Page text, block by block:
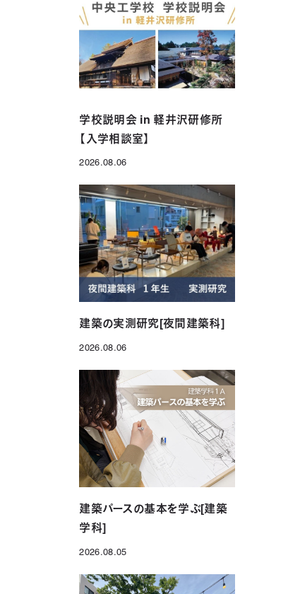
グローバル科（1年制）
学校説明会 in 軽井沢研修所
【入学相談室】
2026.08.06
建築の実測研究[夜間建築科]
2026.08.06
建築パースの基本を学ぶ[建築
学科]
2026.08.05